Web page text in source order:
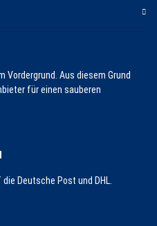
Vordergrund. Aus diesem Grund
für einen sauberen
Deutsche Post und DHL.